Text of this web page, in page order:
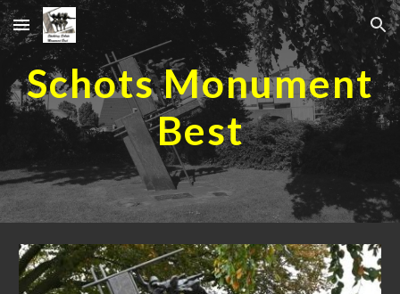
Skip to main content Skip to navigation
Schots Monument
Best